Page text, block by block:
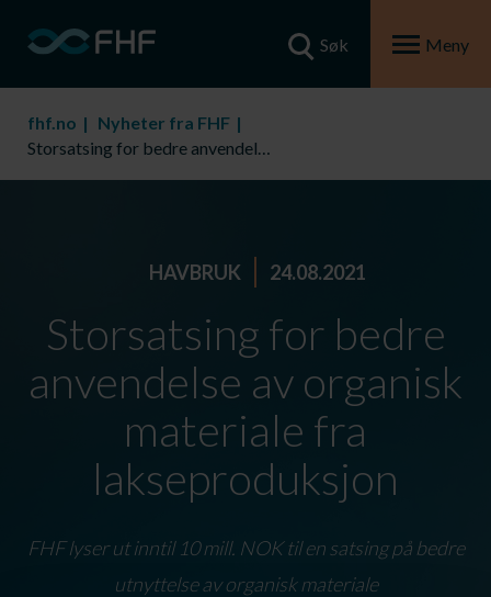
Søk Meny
fhf.no
Nyheter fra FHF
Storsatsing for bedre anvendelse av organisk materiale fra lakseproduksjon
HAVBRUK 24.08.2021
Storsatsing for bedre
anvendelse av organisk
materiale fra
lakseproduksjon
FHF lyser ut inntil 10 mill. NOK til en satsing på bedre
utnyttelse av organisk materiale